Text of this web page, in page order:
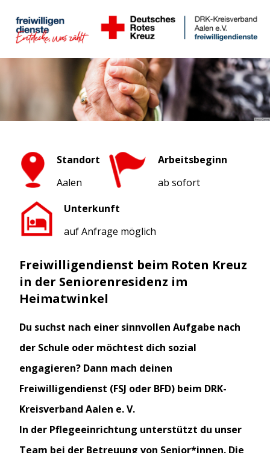
Standort
Aalen
Arbeitsbeginn
ab sofort
Unterkunft
auf Anfrage möglich
Freiwilligendienst beim Roten Kreuz
in der Seniorenresidenz im
Heimatwinkel
Du suchst nach einer sinnvollen Aufgabe nach
der Schule oder möchtest dich sozial
engagieren? Dann mach deinen
Freiwilligendienst (FSJ oder BFD) beim DRK-
Kreisverband Aalen e. V.
In der Pflegeeinrichtung unterstützt du unser
Team bei der Betreuung von Senior*innen. Die